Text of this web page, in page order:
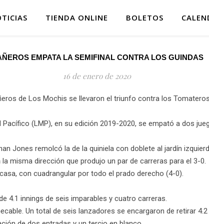
TIENDA ONLINE BOLETOS
EMPATA LA SEMIFINAL CONTRA LOS GUINDAS
16 de enero de 2020
de Los Mochis se llevaron el triunfo contra los
(LMP), en su edición 2019-2020, se empató a dos
Jones remolcó la de la quiniela con doblete al jardín
misma dirección que produjo un par de carreras para el 3-0.
con cuadrangular por todo el prado derecho (4-0).
4.1 innings de seis imparables y cuatro carreras.
Un total de seis lanzadores se encargaron de retirar